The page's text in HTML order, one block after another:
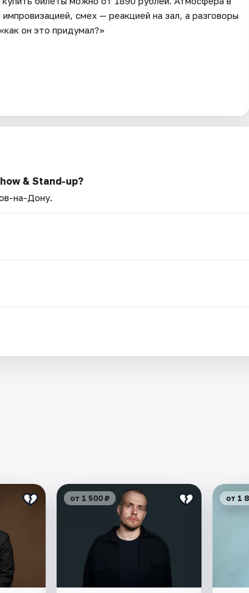
смех — реакцией на зал, а разговоры
он это придумал?»
& Stand-up?
на-Дону.
от 1 500 ₽ от 1